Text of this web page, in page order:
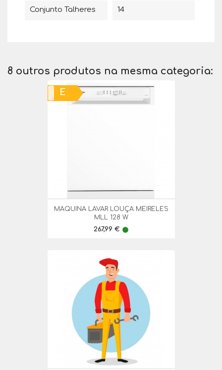
Conjunto Talheres 14
8 outros produtos na mesma categoria:
MAQUINA LAVAR LOUÇA MEIRELES
MLL 128 W
Preço
267,99 € lens
E